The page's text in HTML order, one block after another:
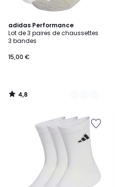
adidas Performance
Lot de 3 paires de chaussettes
3 bandes
15,00 €
4,8
/ 5
2
Couleurs
4,8
/